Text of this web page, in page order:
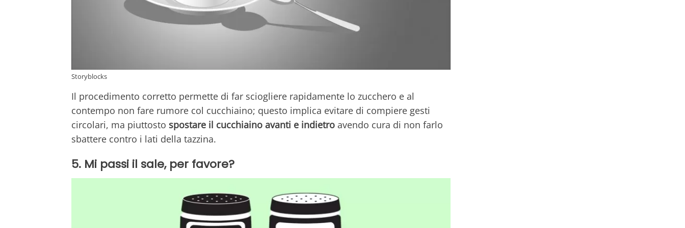
Storyblocks
Il procedimento corretto permette di far sciogliere rapidamente lo zucchero e al
contempo non fare rumore col cucchiaino; questo implica evitare di compiere gesti
circolari, ma piuttosto spostare il cucchiaino avanti e indietro avendo cura di non farlo
sbattere contro i lati della tazzina.
5. Mi passi il sale, per favore?